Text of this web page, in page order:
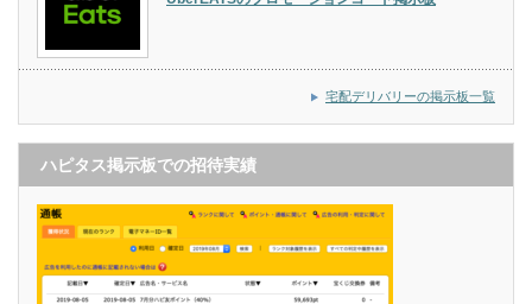
宅配デリバリーの掲示板一覧
ハピタス掲示板での招待実績